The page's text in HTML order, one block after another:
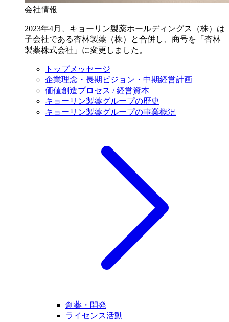
会社情報
2023年4月、キョーリン製薬ホールディングス（株）は
子会社である杏林製薬（株）と合併し、商号を「杏林
製薬株式会社」に変更しました。
トップメッセージ
企業理念・長期ビジョン・中期経営計画
価値創造プロセス / 経営資本
キョーリン製薬グループの歴史
キョーリン製薬グループの事業概況
創薬・開発
ライセンス活動